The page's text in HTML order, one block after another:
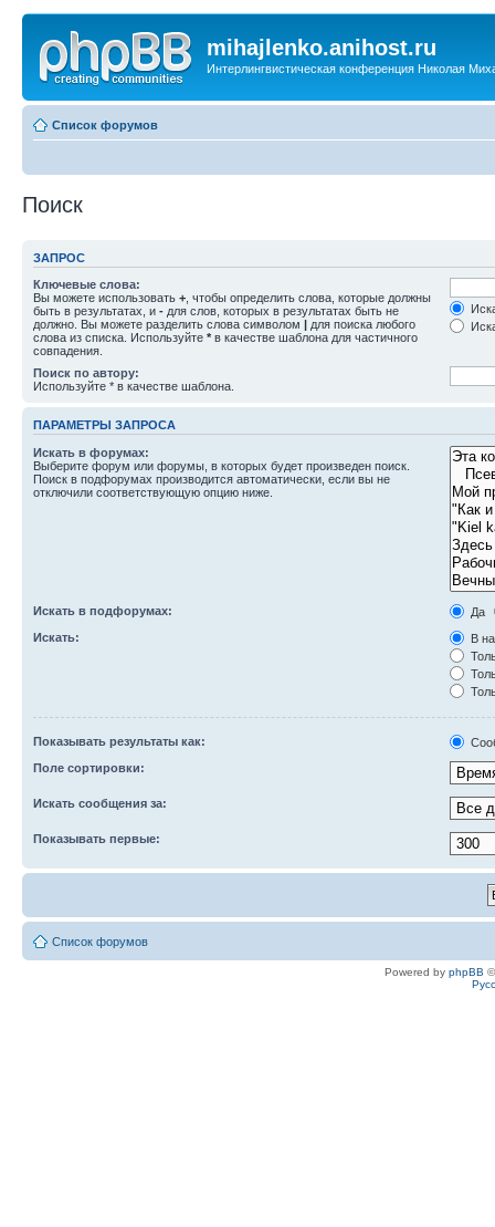
mihajlenko.anihost.ru
Интерлингвистическая конференция Николая
Список форумов
Поиск
ЗАПРОС
Ключевые слова:
Вы можете использовать + , чтобы определить слова, которые должны
быть в результатах, и - для слов, которых в результатах быть не
должно. Вы можете разделить слова символом | для поиска любого
слова из списка. Используйте * в качестве шаблона для частичного
совпадения.
Поиск по автору:
Используйте * в качестве шаблона.
ПАРАМЕТРЫ ЗАПРОСА
Искать в форумах:
Выберите форум или форумы, в которых будет произведен поиск.
Поиск в подфорумах производится автоматически, если вы не
отключили соответствующую опцию ниже.
Искать в подфорумах:
Да
Искать:
В
Показывать результаты как:
Поле сортировки:
Искать сообщения за:
Показывать первые:
Список форумов
Powered by phpBB